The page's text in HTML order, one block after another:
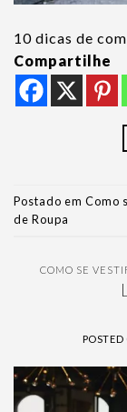
10 dicas de
Compartilhe
Postado em Como
de Roupa
COMO SE
POSTED